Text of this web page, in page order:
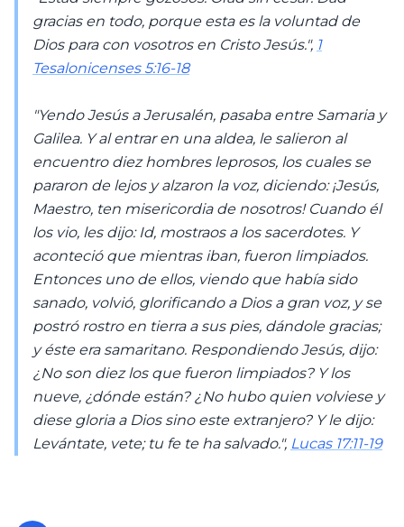
gracias en todo, porque esta es la voluntad de
Dios para con vosotros en Cristo Jesús.", 1
Tesalonicenses 5:16-18
"Yendo Jesús a Jerusalén, pasaba entre Samaria y
Galilea. Y al entrar en una aldea, le salieron al
encuentro diez hombres leprosos, los cuales se
pararon de lejos y alzaron la voz, diciendo: ¡Jesús,
Maestro, ten misericordia de nosotros! Cuando él
los vio, les dijo: Id, mostraos a los sacerdotes. Y
aconteció que mientras iban, fueron limpiados.
Entonces uno de ellos, viendo que había sido
sanado, volvió, glorificando a Dios a gran voz, y se
postró rostro en tierra a sus pies, dándole gracias;
y éste era samaritano. Respondiendo Jesús, dijo:
¿No son diez los que fueron limpiados? Y los
nueve, ¿dónde están? ¿No hubo quien volviese y
diese gloria a Dios sino este extranjero? Y le dijo:
Levántate, vete; tu fe te ha salvado.", Lucas 17:11-19